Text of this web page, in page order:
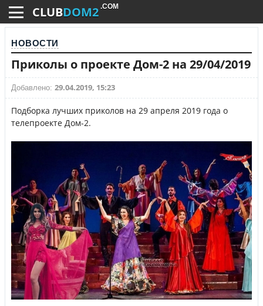
CLUBDOM2 .COM
НОВОСТИ
Приколы о проекте Дом-2 на 29/04/2019
Добавлено: 29.04.2019, 15:23
Подборка лучших приколов на 29 апреля 2019 года о
телепроекте Дом-2.